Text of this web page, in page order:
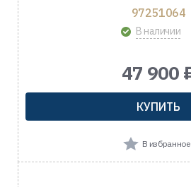
97251064
В наличии
47 900
КУПИТЬ
В избранное